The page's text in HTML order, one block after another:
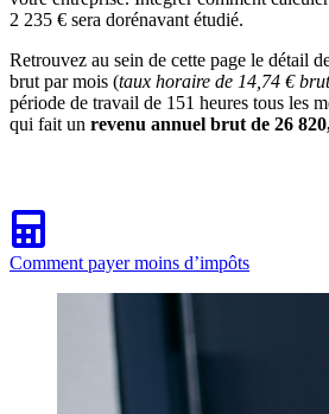
2 235 € sera dorénavant étudié.
Retrouvez au sein de cette page le détail
brut par mois (taux horaire de 14,74 € brut
période de travail de 151 heures tous les
qui fait un revenu annuel brut de 26
Comment payer moins d’impôts